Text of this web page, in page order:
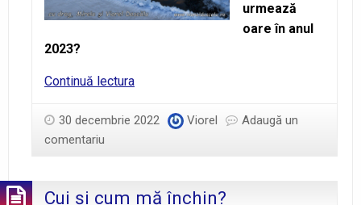
urmează
oare în anul
2023?
Continuă lecturaLa
ani!
30 decembrie 2022 Viorel
Adaugă un
comentariu
Cui şi cum mă închin?